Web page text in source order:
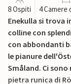
8 Ospiti 4 Camere
Enekulla si trova
colline con
con abbondanti
le pianure
Småland. Ci
pietra runica di